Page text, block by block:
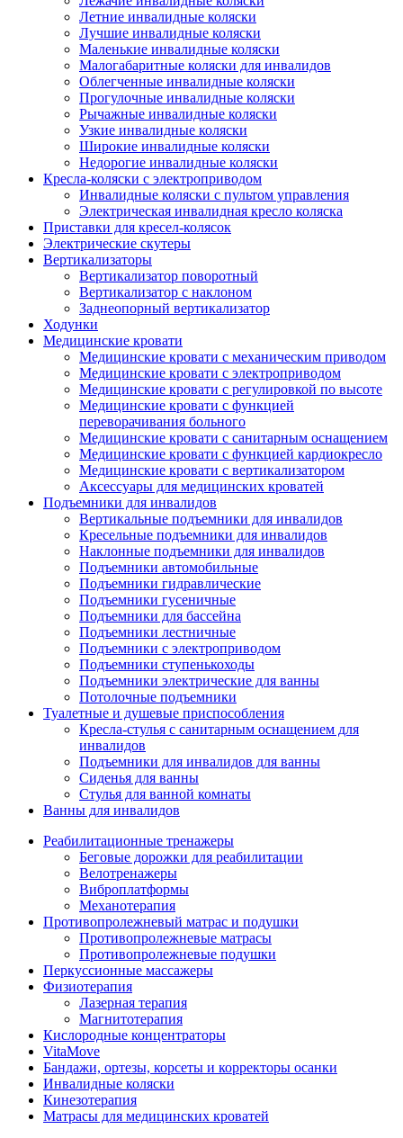
Летние инвалидные коляски
Лучшие инвалидные коляски
Маленькие инвалидные коляски
Малогабаритные коляски для инвалидов
Облегченные инвалидные коляски
Прогулочные инвалидные коляски
Рычажные инвалидные коляски
Узкие инвалидные коляски
Широкие инвалидные коляски
Недорогие инвалидные коляски
Кресла-коляски с электроприводом
Инвалидные коляски с пультом управления
Электрическая инвалидная кресло коляска
Приставки для кресел-колясок
Электрические скутеры
Вертикализаторы
Вертикализатор поворотный
Вертикализатор с наклоном
Заднеопорный вертикализатор
Ходунки
Медицинские кровати
Медицинские кровати с механическим приводом
Медицинские кровати с электроприводом
Медицинские кровати с регулировкой по высоте
Медицинские кровати с функцией
переворачивания больного
Медицинские кровати с санитарным оснащением
Медицинские кровати с функцией кардиокресло
Медицинские кровати с вертикализатором
Аксессуары для медицинских кроватей
Подъемники для инвалидов
Вертикальные подъемники для инвалидов
Кресельные подъемники для инвалидов
Наклонные подъемники для инвалидов
Подъемники автомобильные
Подъемники гидравлические
Подъемники гусеничные
Подъемники для бассейна
Подъемники лестничные
Подъемники с электроприводом
Подъемники ступенькоходы
Подъемники электрические для ванны
Потолочные подъемники
Туалетные и душевые приспособления
Кресла-стулья с санитарным оснащением для
инвалидов
Подъемники для инвалидов для ванны
Сиденья для ванны
Стулья для ванной комнаты
Ванны для инвалидов
Реабилитационные тренажеры
Беговые дорожки для реабилитации
Велотренажеры
Виброплатформы
Механотерапия
Противопролежневый матрас и подушки
Противопролежневые матрасы
Противопролежневые подушки
Перкуссионные массажеры
Физиотерапия
Лазерная терапия
Магнитотерапия
Кислородные концентраторы
VitaMove
Бандажи, ортезы, корсеты и корректоры осанки
Инвалидные коляски
Кинезотерапия
Матрасы для медицинских кроватей